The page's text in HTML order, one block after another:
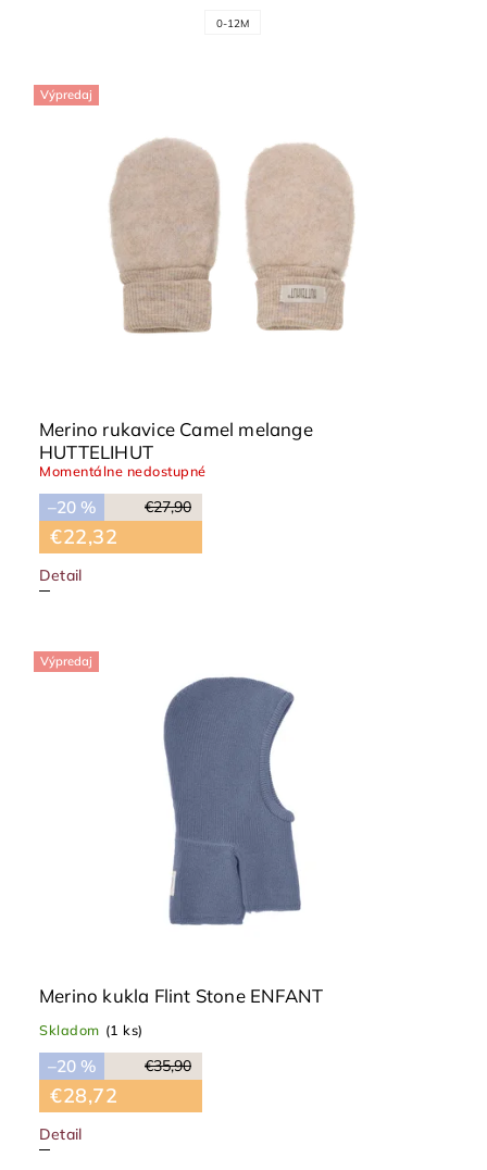
0-12M
Výpredaj
Merino rukavice Camel melange
HUTTELIHUT
Momentálne nedostupné
€27,90
–20 %
€22,32
Detail
Výpredaj
Merino kukla Flint Stone ENFANT
Skladom (1 ks)
€35,90
–20 %
€28,72
Detail